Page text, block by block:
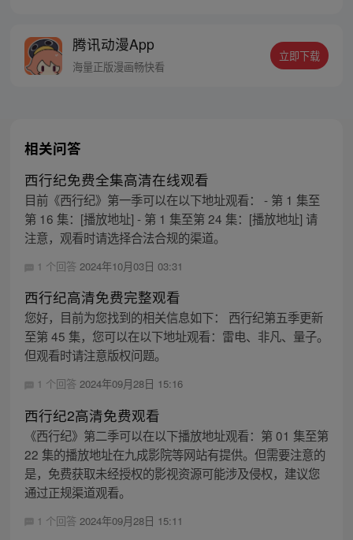
辞万难，找到唐三藏大法师，和他一起重新
寻回徒弟们，组成全新“西行小队”，再度踏
腾讯动漫App
海量正版漫画畅快看
立即下载
相关问答
西行纪免费全集高清在线观看
目前《西行纪》第一季可以在以下地址观看： - 第 1 集至
第 16 集：[播放地址] - 第 1 集至第 24 集：[播放地址] 请
注意，观看时请选择合法合规的渠道。
1 个回答 2024年10月03日 03:31
西行纪高清免费完整观看
您好，目前为您找到的相关信息如下： 西行纪第五季更新
至第 45 集，您可以在以下地址观看：雷电、非凡、量子。
但观看时请注意版权问题。
1 个回答 2024年09月28日 15:16
西行纪2高清免费观看
《西行纪》第二季可以在以下播放地址观看：第 01 集至第
22 集的播放地址在九成影院等网站有提供。但需要注意的
是，免费获取未经授权的影视资源可能涉及侵权，建议您
通过正规渠道观看。
1 个回答 2024年09月28日 15:11